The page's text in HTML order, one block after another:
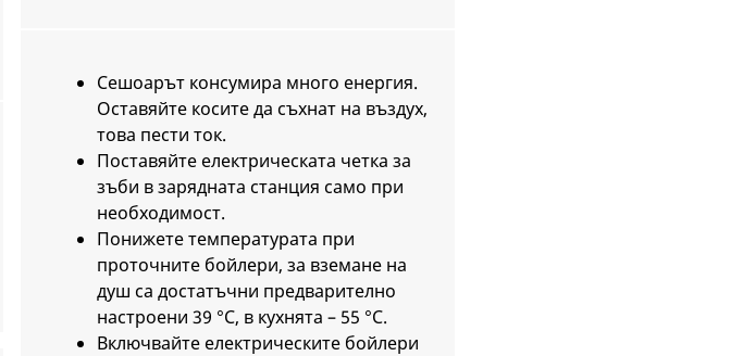
Сешоарът консумира много енергия.
Оставяйте косите да съхнат на въздух,
това пести ток.
Поставяйте електрическата четка за
зъби в зарядната станция само при
необходимост.
Понижете температурата при
проточните бойлери, за вземане на
душ са достатъчни предварително
настроени 39 °C, в кухнята – 55 °C.
Включвайте електрическите бойлери